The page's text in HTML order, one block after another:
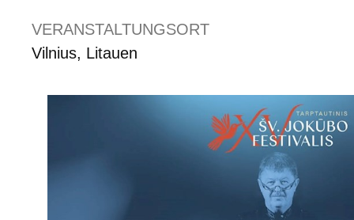
VERANSTALTUNGSORT
Vilnius, Litauen